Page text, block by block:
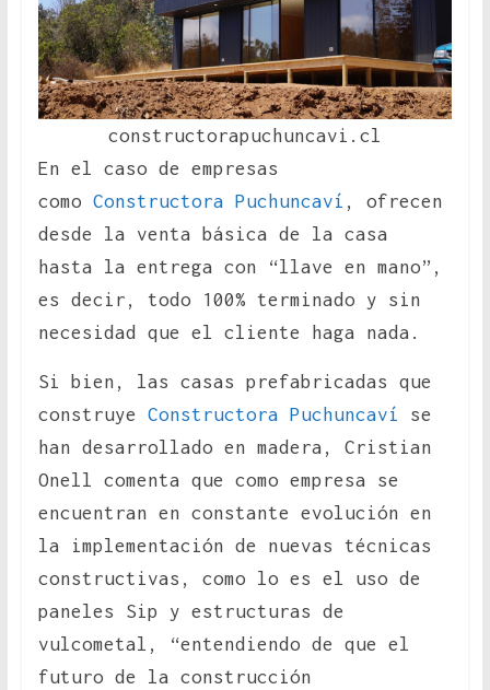
constructorapuchuncavi.cl
En el caso de empresas
como Constructora Puchuncaví , ofrecen
desde la venta básica de la casa
hasta la entrega con “llave en mano”,
es decir, todo 100% terminado y sin
necesidad que el cliente haga nada.
Si bien, las casas prefabricadas que
construye Constructora Puchuncaví se
han desarrollado en madera, Cristian
Onell comenta que como empresa se
encuentran en constante evolución en
la implementación de nuevas técnicas
constructivas, como lo es el uso de
paneles Sip y estructuras de
vulcometal, “entendiendo de que el
futuro de la construcción